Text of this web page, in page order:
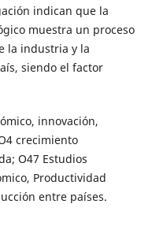
indican que la
muestra un proceso
la industria y la
siendo el factor
innovación,
crecimiento
O47 Estudios
Productividad
entre países.